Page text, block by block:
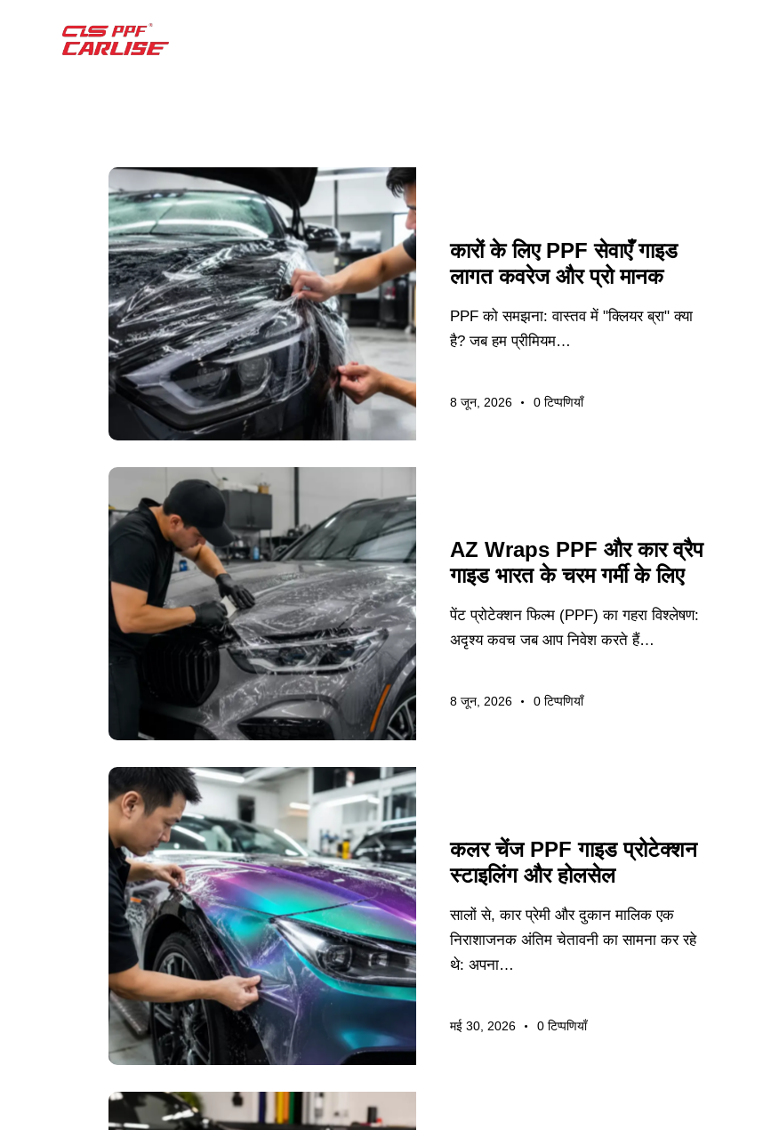
कारों के लिए PPF सेवाएँ गाइड
लागत कवरेज और प्रो मानक
PPF को समझना: वास्तव में "क्लियर ब्रा" क्या
है? जब हम प्रीमियम…
8 जून, 2026 0 टिप्पणियाँ
AZ Wraps PPF और कार व्रैप
गाइड भारत के चरम गर्मी के लिए
पेंट प्रोटेक्शन फिल्म (PPF) का गहरा विश्लेषण:
अदृश्य कवच जब आप निवेश करते हैं…
8 जून, 2026 0 टिप्पणियाँ
कलर चेंज PPF गाइड प्रोटेक्शन
स्टाइलिंग और होलसेल
सालों से, कार प्रेमी और दुकान मालिक एक
निराशाजनक अंतिम चेतावनी का सामना कर रहे
थे: अपना…
मई 30, 2026 0 टिप्पणियाँ